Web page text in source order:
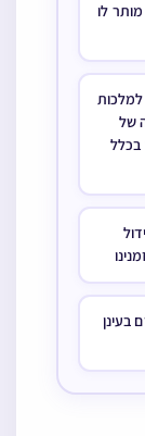
לו
של
בכלל
בעינן